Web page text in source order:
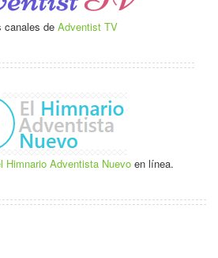
canales de Adventist TV
Himnario Adventista Nuevoen línea.